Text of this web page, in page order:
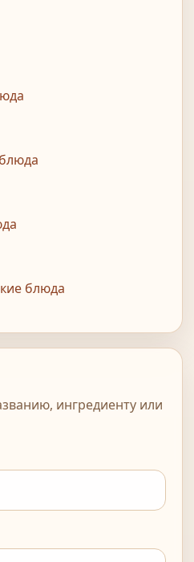
блюда
ингредиенту или